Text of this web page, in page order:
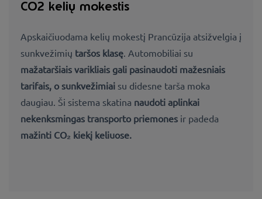
CO2 kelių mokestis
Apskaičiuodama kelių mokestį Prancūzija atsižvelgia į
sunkvežimių taršos klasę. Automobiliai su
mažataršiais varikliais gali pasinaudoti mažesniais
tarifais, o sunkvežimiai su didesne tarša moka
daugiau. Ši sistema skatina naudoti aplinkai
nekenksmingas transporto priemones ir padeda
mažinti CO₂ kiekį keliuose.